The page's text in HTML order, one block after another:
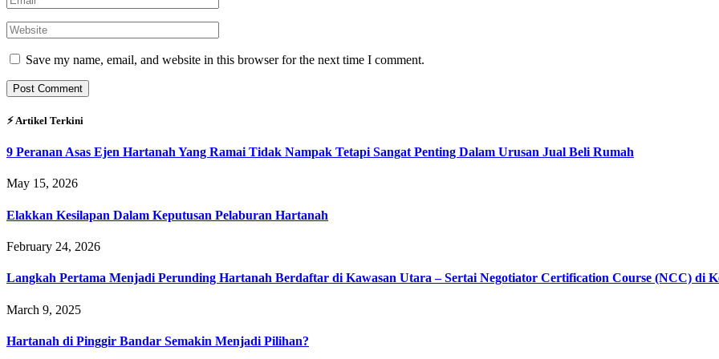
Save my name, email, and website in this browser for the next time I comment.
⚡︎ Artikel Terkini
9 Peranan Asas Ejen Hartanah Yang Ramai Tidak Nampak Tetapi Sangat Penting Dalam Urusan Jual Beli Rumah
May 15, 2026
Elakkan Kesilapan Dalam Keputusan Pelaburan Hartanah
February 24, 2026
Langkah Pertama Menjadi Perunding Hartanah Berdaftar di Kawasan Utara – Sertai Negotiator Certification Course (NCC) di
March 9, 2025
Hartanah di Pinggir Bandar Semakin Menjadi Pilihan?